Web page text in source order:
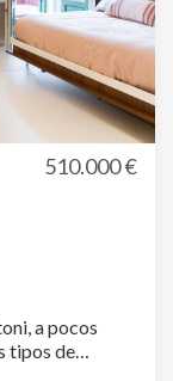
510.000 €
a pocos
tipos de